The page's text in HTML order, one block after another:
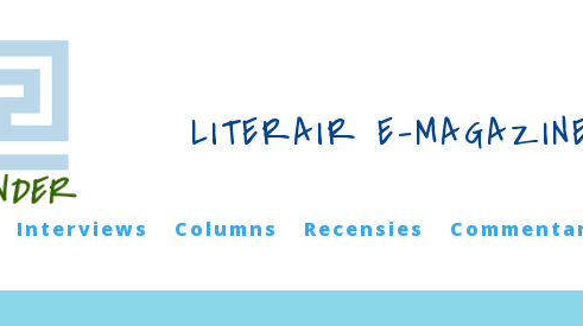
LITERAIR E-
Interviews Columns Recensies